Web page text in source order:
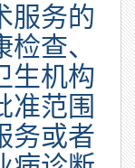
服务的
查、
生机构
准范围
务或者